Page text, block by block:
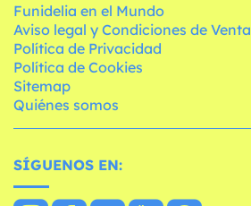
Funidelia en el Mundo
Aviso legal y Condiciones de Venta
Política de Privacidad
Política de Cookies
Sitemap
Quiénes somos
SÍGUENOS EN: